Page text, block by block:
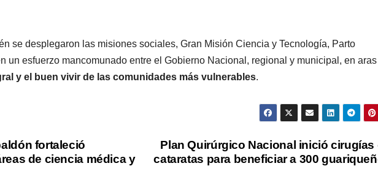
se desplegaron las misiones sociales, Gran Misión Ciencia y Tecnología, Parto
un esfuerzo mancomunado entre el Gobierno Nacional, regional y municipal, en
y el buen vivir de las comunidades más vulnerables.
Plan Quirúrgico Nacional inició cirugías
cataratas para beneficiar a 300
fortaleció
de ciencia médica y